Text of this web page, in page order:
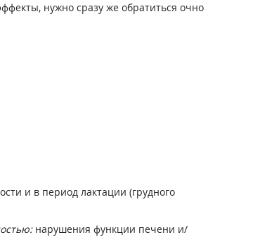
нужно сразу же обратиться очно
и в период лактации (грудного
нарушения функции печени и/